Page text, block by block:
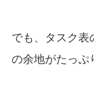
でも、タスク表
の余地がたっぷ